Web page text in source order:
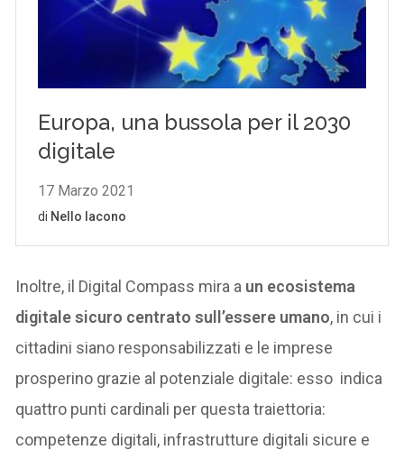
Inoltre, il Digital Compass mira a un ecosistema
digitale sicuro centrato sull’essere umano, in cui i
cittadini siano responsabilizzati e le imprese
prosperino grazie al potenziale digitale: esso indica
quattro punti cardinali per questa traiettoria:
competenze digitali, infrastrutture digitali sicure e